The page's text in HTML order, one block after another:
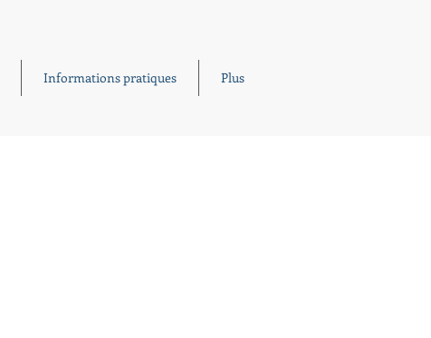
Informations pratiques Plus